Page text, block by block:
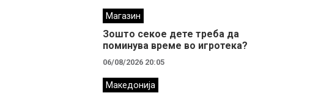
Магазин
Зошто секое дете треба да
поминува време во игротека?
06/08/2026 20:05
Македонија